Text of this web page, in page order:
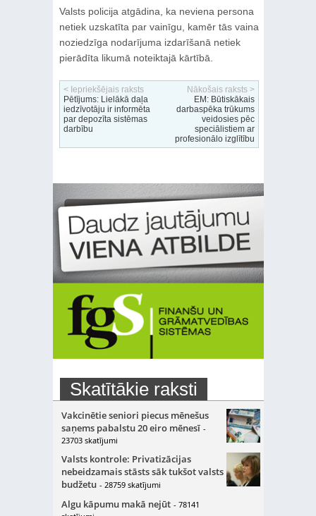
Valsts policija atgādina, ka neviena persona
netiek uzskatīta par vainīgu, kamēr tās vaina
noziedzīga nodarījuma izdarīšanā netiek
pierādīta likumā noteiktajā kārtībā.
< Iepriekšējais raksts
Pētījums: Lielākā daļa
iedzīvotāju ir informēta
par depozīta sistēmas
darbību
Nākošais raksts >
EM: Būtiskākais
darbaspēka trūkums
veidosies pēc
speciālistiem ar
profesionālo izglītību
Skatītākie raksti
Vakcinētie seniori piecus mēnešus
saņems pabalstu 20 eiro mēnesī -
23703 skatījumi
Valsts kontrole: Privatizācijas
nebeidzamais stāsts sāk tukšot valsts
budžetu - 28759 skatījumi
Algu kāpumu makā nejūt - 78141